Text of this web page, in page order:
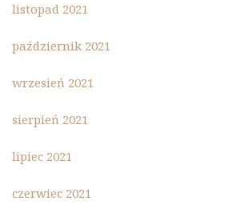
listopad 2021
październik 2021
wrzesień 2021
sierpień 2021
lipiec 2021
czerwiec 2021